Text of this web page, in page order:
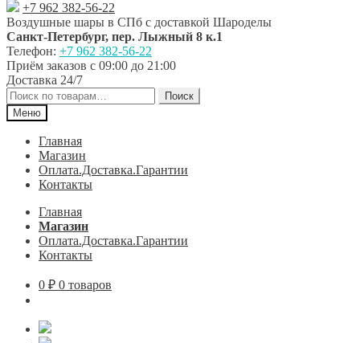
+7 962 382-56-22
Воздушные шары в СПб с доставкой Шароделы
Санкт-Петербург, пер. Лыжный 8 к.1
Телефон: +7 962 382-56-22
Приём заказов с 09:00 до 21:00
Доставка 24/7
Искать:
Поиск
Меню
Главная
Магазин
Оплата.Доставка.Гарантии
Контакты
Главная
Магазин
Оплата.Доставка.Гарантии
Контакты
0 ₽ 0 товаров